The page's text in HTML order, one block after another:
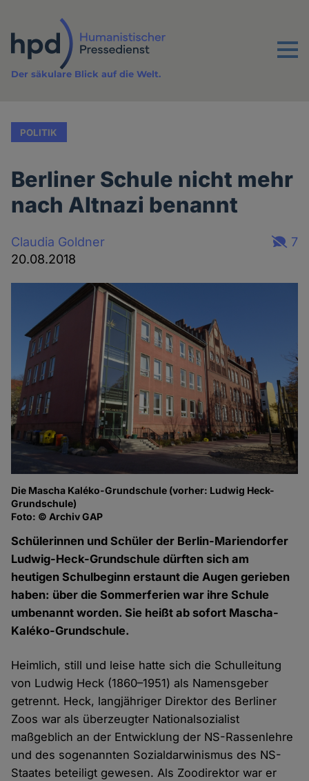
Inhalt
Menu
Der säkulare Blick auf die Welt.
POLITIK
Berliner Schule nicht mehr
nach Altnazi benannt
Claudia Goldner
20.08.2018
7
Die Mascha Kaléko-Grundschule (vorher: Ludwig Heck-
Grundschule)
Foto: © Archiv GAP
Schülerinnen und Schüler der Berlin-Mariendorfer
Ludwig-Heck-Grundschule dürften sich am
heutigen Schulbeginn erstaunt die Augen gerieben
haben: über die Sommerferien war ihre Schule
umbenannt worden. Sie heißt ab sofort Mascha-
Kaléko-Grundschule.
Heimlich, still und leise hatte sich die Schulleitung
von Ludwig Heck (1860–1951) als Namensgeber
getrennt. Heck, langjähriger Direktor des Berliner
Zoos war als überzeugter Nationalsozialist
maßgeblich an der Entwicklung der NS-Rassenlehre
und des sogenannten Sozialdarwinismus des NS-
Staates beteiligt gewesen. Als Zoodirektor war er